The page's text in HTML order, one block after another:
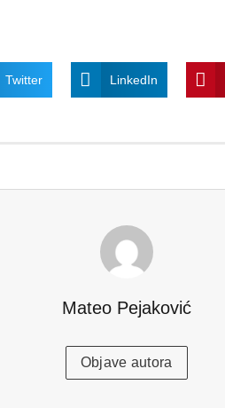
Twitter LinkedIn
Mateo Pejaković
Objave autora